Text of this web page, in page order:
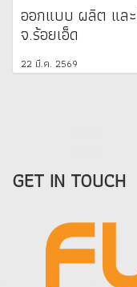
ออกแบบ ผลิต แล
จ.ร้อยเอ็ด
22 มี.ค. 2569
GET IN TOUCH